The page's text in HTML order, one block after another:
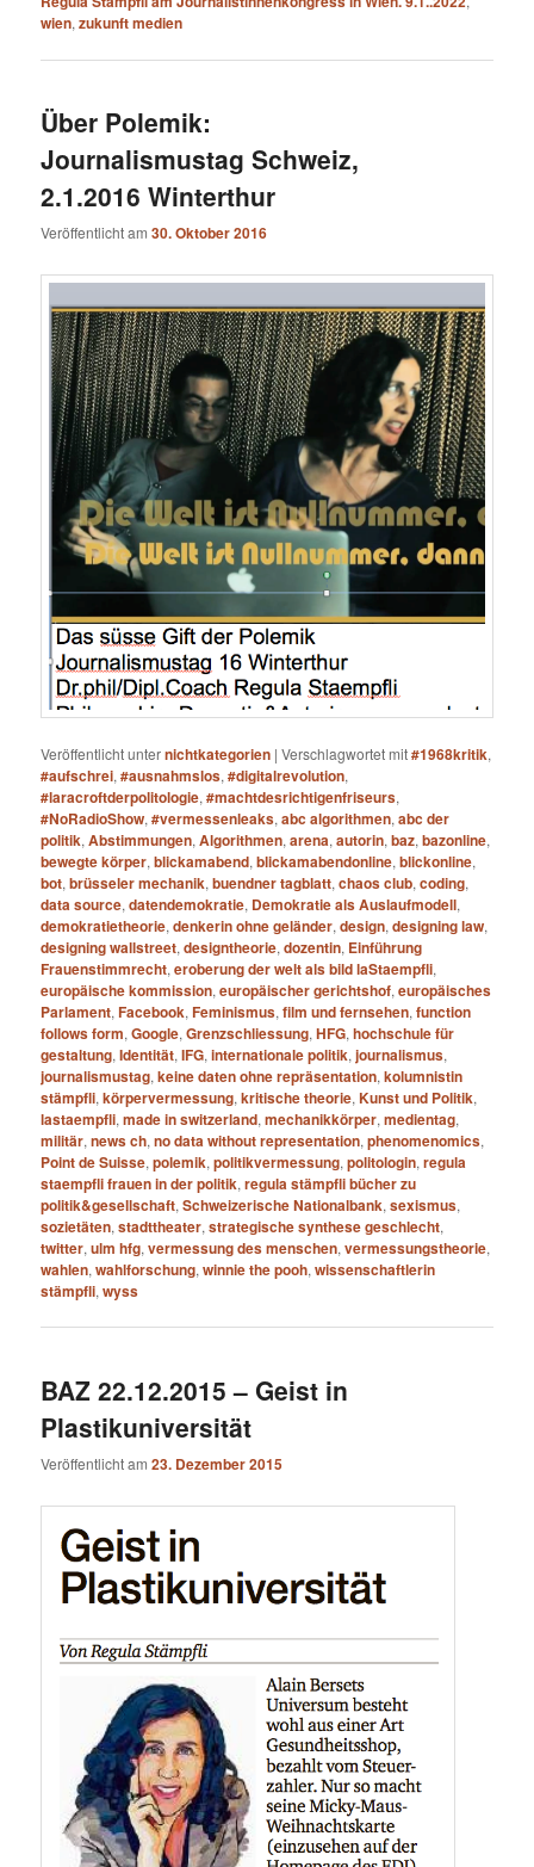
wien,zukunft medien
Über Polemik:
Journalismustag Schweiz,
2.1.2016 Winterthur
Veröffentlicht am30. Oktober 2016
Veröffentlicht unternichtkategorien |Verschlagwortet mit#1968kritik,
#aufschrei,#ausnahmslos,#digitalrevolution,
#laracroftderpolitologie,#machtdesrichtigenfriseurs,
#NoRadioShow,#vermessenleaks,abc algorithmen,abc der
politik,Abstimmungen,Algorithmen,arena,autorin,baz,bazonline,
bewegte körper,blickamabend,blickamabendonline,blickonline,
bot,brüsseler mechanik,buendner tagblatt,chaos club,coding,
data source,datendemokratie, Demokratie als Auslaufmodell,
demokratietheorie,denkerin ohne geländer,design,designing law,
designing wallstreet,designtheorie,dozentin, Einführung
Frauenstimmrecht,eroberung der welt als bild laStaempfli,
europäische kommission,europäischer gerichtshof,europäisches
Parlament,Facebook,Feminismus,film und fernsehen,function
follows form,Google,Grenzschliessung,HFG,hochschule für
gestaltung,Identität,IFG,internationale politik,journalismus,
journalismustag,keine daten ohne repräsentation,kolumnistin
stämpfli,körpervermessung,kritische theorie,Kunst und Politik,
lastaempfli,made in switzerland,mechanikkörper,medientag,
militär,news ch,no data without representation,phenomenomics,
Point de Suisse,polemik,politikvermessung,politologin,regula
staempfli frauen in der politik,regula stämpfli bücher zu
politik&gesellschaft,Schweizerische Nationalbank,sexismus,
sozietäten,stadttheater,strategische synthese geschlecht,
twitter,ulm hfg,vermessung des menschen,vermessungstheorie,
wahlen,wahlforschung,winnie the pooh,wissenschaftlerin
stämpfli,wyss
BAZ 22.12.2015 – Geist in
Plastikuniversität
Veröffentlicht am23. Dezember 2015